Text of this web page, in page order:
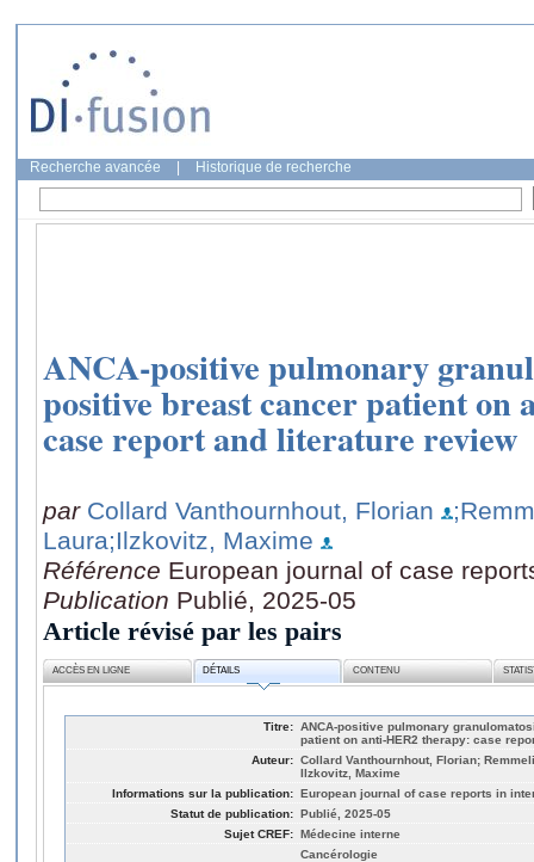
Recherche avancée Historique de recherche
ANCA-positive pulmonary
positive breast cancer patient on
case report and literature review
par Collard Vanthournhout, Florian
Laura;Ilzkovitz, Maxime
Référence European journal of case
Publication Publié, 2025-05
Article révisé par les pairs
ACCÈS EN LIGNE DÉTAILS CONTENU
Titre: ANCA-positive pulmonary
patient on anti-HER2 therapy: case
Auteur: Collard Vanthournhout, Florian;
Ilzkovitz, Maxime
Informations sur la publication: European journal of case reports in
Statut de publication: Publié, 2025-05
Sujet CREF: Médecine interne
Cancérologie